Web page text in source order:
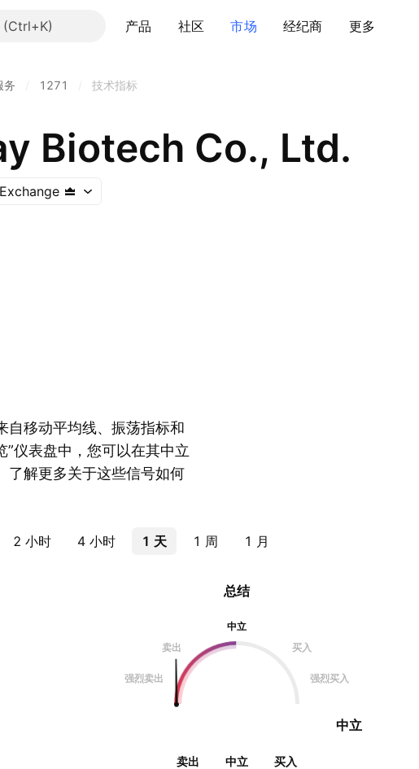
产品 社区 市场 经纪商 更多
务 1271 技术指标
Biotech Co., Ltd.
自移动平均线、振荡指标和
仪表盘中，您可以在其中立
了解更多关于这些信号如何
2 小时 4 小时 1 天 1 周 1 月
总结
中立
卖出
买入
强烈卖出 强烈买入
中立
卖出 中立 买入